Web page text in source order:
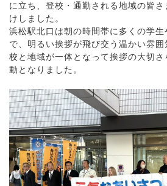
に立ち、登校・通勤される地域の皆
けしました。
浜松駅北口は朝の時間帯に多くの学
で、明るい挨拶が飛び交う温かい雰
校と地域が一体となって挨拶の大切
動となりました。